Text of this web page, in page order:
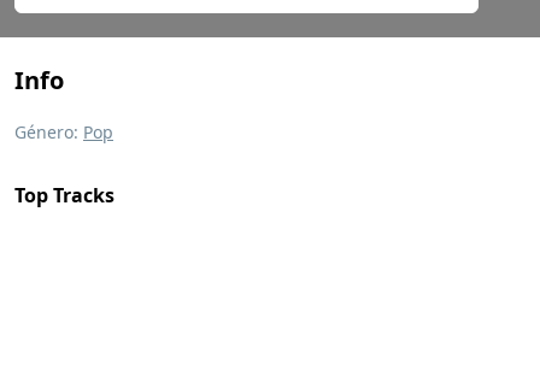
Info
Género: Pop
Top Tracks